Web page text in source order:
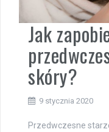
Jak
skóry?
9 stycznia 2020
Przedwczesne